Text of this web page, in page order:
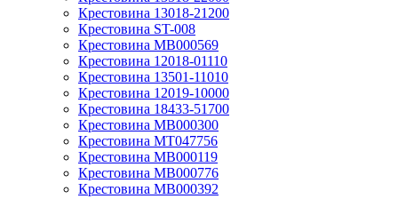
Крестовина 13018-21200
Крестовина ST-008
Крестовина MB000569
Крестовина 12018-01110
Крестовина 13501-11010
Крестовина 12019-10000
Крестовина 18433-51700
Крестовина MB000300
Крестовина MT047756
Крестовина MB000119
Крестовина MB000776
Крестовина MB000392